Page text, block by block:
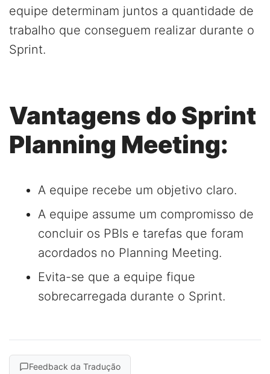
equipe determinam juntos a quantidade de
trabalho que conseguem realizar durante o
Sprint.
Vantagens do Sprint
Planning Meeting:
A equipe recebe um objetivo claro.
A equipe assume um compromisso de
concluir os PBIs e tarefas que foram
acordados no Planning Meeting.
Evita-se que a equipe fique
sobrecarregada durante o Sprint.
Feedback da Tradução